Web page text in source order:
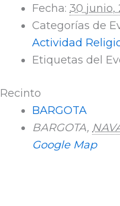
Fecha: 30 junio,
Categorías de
Actividad
Etiquetas del
Recinto
BARGOTA
BARGOTA,
Google Map